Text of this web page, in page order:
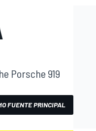
Porsche 919
FUENTE PRINCIPAL